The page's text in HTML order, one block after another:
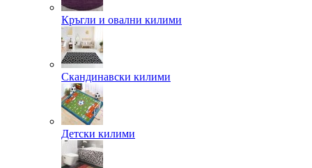
Кръгли и овални килими
Скандинавски килими
Детски килими